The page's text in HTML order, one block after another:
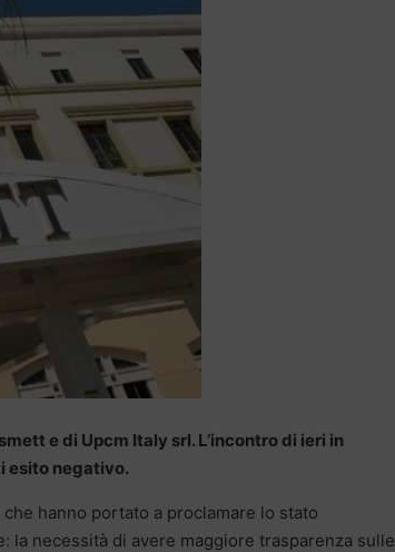
e di Upcm Italy srl. L’incontro di ieri in
esito negativo.
hanno portato a proclamare lo stato
la necessità di avere maggiore trasparenza sulle